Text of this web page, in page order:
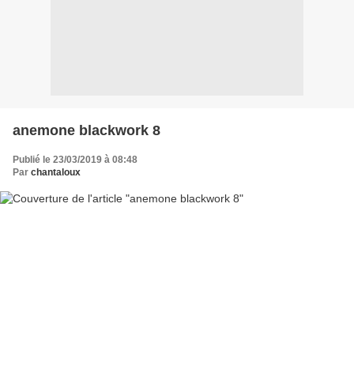
anemone blackwork 8
Publié le 23/03/2019 à 08:48
Par chantaloux